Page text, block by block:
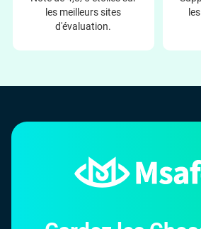
les meilleurs sites
d'évaluation.